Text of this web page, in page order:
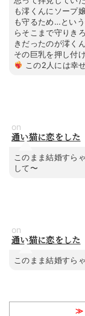
も澪くんにソープ
も守るため…とい
らそこまで守りき
きだったのが澪く
その巨乳を押し付
この2人には幸
on
通い猫に恋をした
このまま結婚すら
して〜
on
通い猫に恋をした
このまま結婚すら